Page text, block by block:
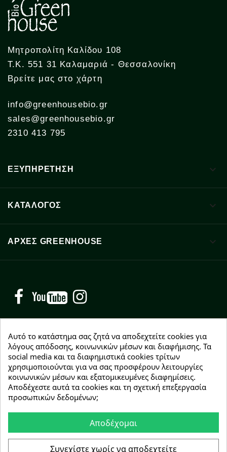
Μητροπολίτη Καλίδου 108
Τ.Κ. 551 31 Καλαμαριά - Θεσσαλονίκη
Βρείτε μας στο χάρτη
info@greenhousebio.gr
sales@greenhousebio.gr
2310 413 795
ΕΞΥΠΗΡΕΤΗΣΗ 
ΚΑΤΑΛΟΓΟΣ 
ΑΡΧΈΣ GREENHOUSE 
Facebook YouTube
NEWSLETTER
Εγγραφείτε δωρεάν και θα είστε οι πρώτοι που θα
λάβετε τα νέα μας γύρω από προσφορές, εκπτώσεις
και νέα προϊόντα.
Συμφωνώ με τουςόρους χρήσης
Αυτό το κατάστημα σας ζητά να αποδεχτείτε cookies για
λόγους απόδοσης, κοινωνικών μέσων και διαφήμισης. Τα
social media και τα διαφημιστικά cookies τρίτων
χρησιμοποιούνται για να σας προσφέρουν λειτουργίες
κοινωνικών μέσων και εξατομικευμένες διαφημίσεις.
Αποδέχεστε αυτά τα cookies και τη σχετική επεξεργασία
προσωπικών δεδομένων;
Αποδέχομαι
Συνεχίστε χωρίς να αποδεχτείτε